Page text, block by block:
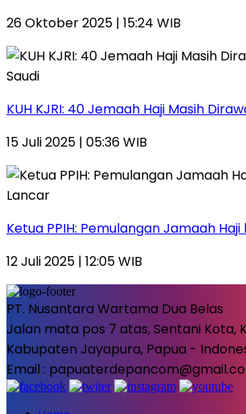
26 Oktober 2025 | 15:24 WIB
KUH KJRI: 40 Jemaah Haji Masih
15 Juli 2025 | 05:36 WIB
Ketua PPIH: Pemulangan Jamaah
12 Juli 2025 | 12:05 WIB
PT. Nusantara Wartama Dua Belas
Jalan mata pos 7 atas, Sentani Kota,
Kabupaten Jayapura, Papua -
Email :